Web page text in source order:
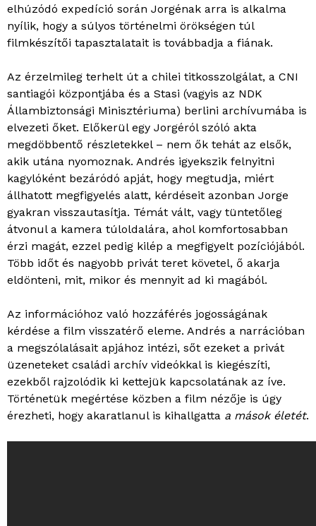
elhúzódó expedíció során Jorgénak arra is alkalma
nyílik, hogy a súlyos történelmi örökségen túl
filmkészítői tapasztalatait is továbbadja a fiának.
Az érzelmileg terhelt út a chilei titkosszolgálat, a CNI
santiagói központjába és a Stasi (vagyis az NDK
Állambiztonsági Minisztériuma) berlini archívumába is
elvezeti őket. Előkerül egy Jorgéról szóló akta
megdöbbentő részletekkel – nem ők tehát az elsők,
akik utána nyomoznak. Andrés igyekszik felnyitni
kagylóként bezáródó apját, hogy megtudja, miért
állhatott megfigyelés alatt, kérdéseit azonban Jorge
gyakran visszautasítja. Témát vált, vagy tüntetőleg
átvonul a kamera túloldalára, ahol komfortosabban
érzi magát, ezzel pedig kilép a megfigyelt pozíciójából.
Több időt és nagyobb privát teret követel, ő akarja
eldönteni, mit, mikor és mennyit ad ki magából.
Az információhoz való hozzáférés jogosságának
kérdése a film visszatérő eleme. Andrés a narrációban
a megszólalásait apjához intézi, sőt ezeket a privát
üzeneteket családi archív videókkal is kiegészíti,
ezekből rajzolódik ki kettejük kapcsolatának az íve.
Történetük megértése közben a film nézője is úgy
érezheti, hogy akaratlanul is kihallgatta a mások életét.